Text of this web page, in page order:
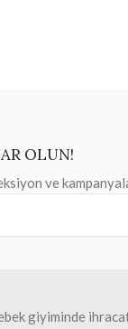
OLUN!
ve
giyiminde